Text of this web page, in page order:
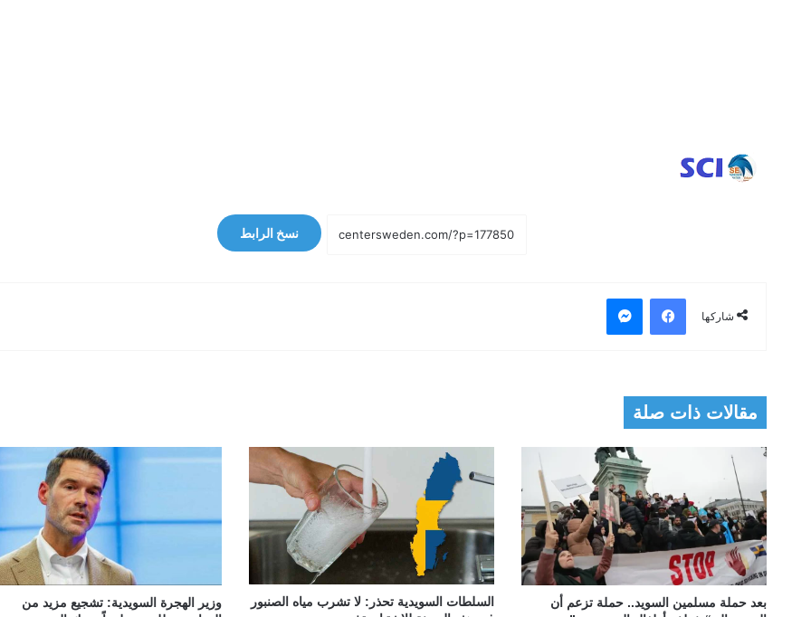
نسخ الرابط
شاركها
فيسبوك ماسنجر
مقالات ذات صلة
بعد حملة مسلمين السويد.. حملة تزعم أن
السلطات السويدية تحذر: لا تشرب مياه الصنبور
وزير الهجرة السويدية: تشجيع مزيد من